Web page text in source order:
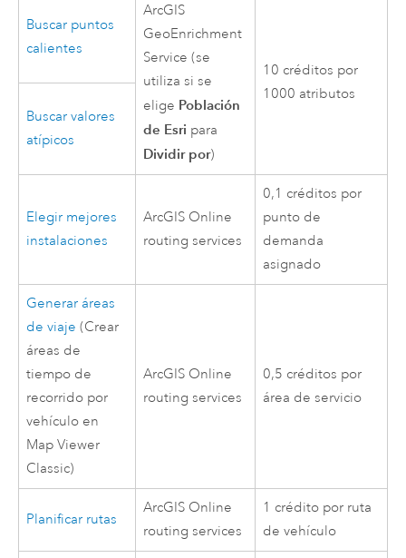
Buscar puntos
calientes
ArcGIS
GeoEnrichment
Service (se
utiliza si se
elige Población
de Esri para
Dividir por)
10 créditos por
1000 atributos
Buscar valores
atípicos
Elegir mejores
instalaciones
ArcGIS Online
routing services
0,1 créditos por
punto de
demanda
asignado
Generar áreas
de viaje (Crear
áreas de
tiempo de
recorrido por
vehículo en
Map Viewer
Classic)
ArcGIS Online
routing services
0,5 créditos por
área de servicio
Planificar rutas
ArcGIS Online
routing services
1 crédito por ruta
de vehículo